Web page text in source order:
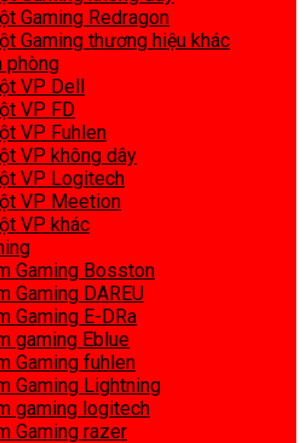
Gaming Redragon
Gaming thương hiệu khác
phòng
VP Dell
VP FD
VP Fuhlen
VP không dây
VP Logitech
VP Meetion
VP khác
Gaming Bosston
Gaming DAREU
Gaming E-DRa
gaming Eblue
Gaming fuhlen
Gaming Lightning
gaming logitech
Gaming razer